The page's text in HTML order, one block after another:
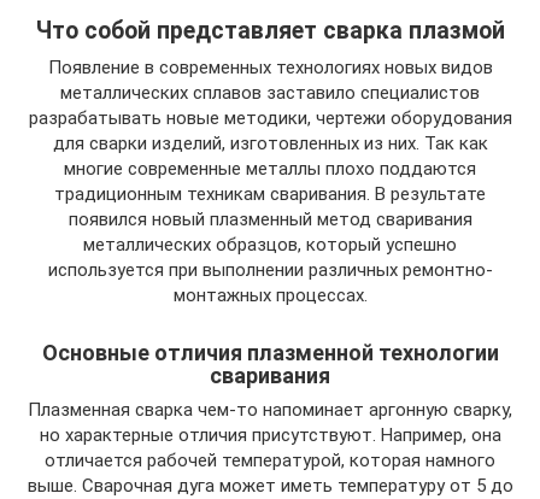
Что собой представляет сварка плазмой
Появление в современных технологиях новых видов
металлических сплавов заставило специалистов
разрабатывать новые методики, чертежи оборудования
для сварки изделий, изготовленных из них. Так как
многие современные металлы плохо поддаются
традиционным техникам сваривания. В результате
появился новый плазменный метод сваривания
металлических образцов, который успешно
используется при выполнении различных ремонтно-
монтажных процессах.
Основные отличия плазменной технологии
сваривания
Плазменная сварка чем-то напоминает аргонную сварку,
но характерные отличия присутствуют. Например, она
отличается рабочей температурой, которая намного
выше. Сварочная дуга может иметь температуру от 5 до